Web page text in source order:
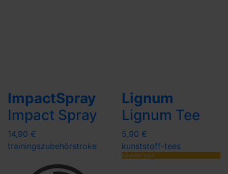
ImpactSpray
Impact Spray
14,90 €
trainingszubehörstroke
Lignum
Lignum Tee
5,90 €
kunststoff-tees
SUMMER SALE